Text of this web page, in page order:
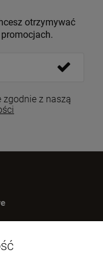
otrzymywać
zgodnie z naszą